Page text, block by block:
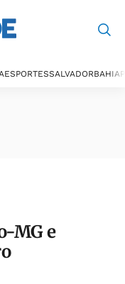
ESPORTESSALVADORBAHIA
MG e